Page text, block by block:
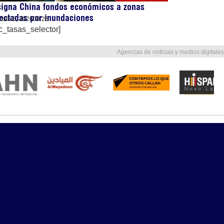
China fondos económicos a zonas
por inundaciones
6, 202600:26
Agencias de noticias y medios digitales